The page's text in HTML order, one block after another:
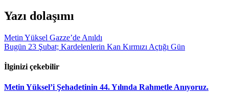
Yazı dolaşımı
Metin Yüksel Gazze’de Anıldı
Bugün 23 Şubat; Kardelenlerin Kan Kırmızı Açtığı Gün
İlginizi çekebilir
Metin Yüksel’i Şehadetinin 44. Yılında Rahmetle Anıyoruz.